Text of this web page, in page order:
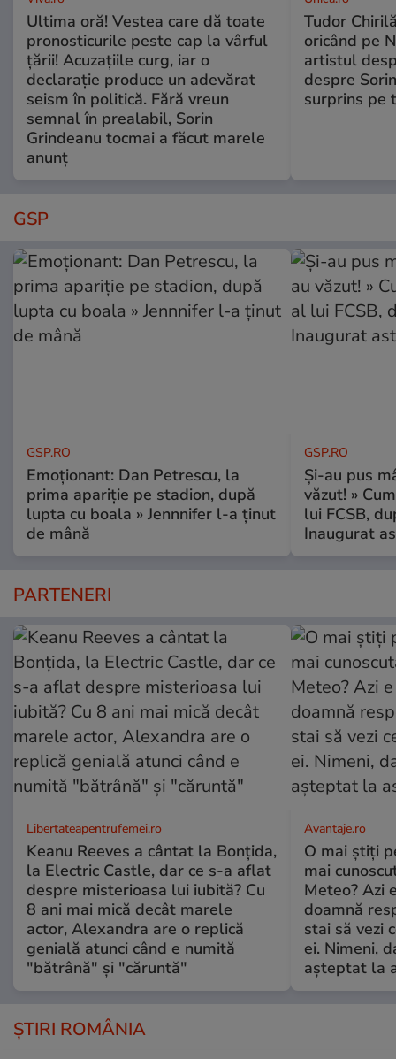
Ultima oră! Vestea care dă toate
pronosticurile peste cap la vârful
țării! Acuzațiile curg, iar o
declarație produce un adevărat
seism în politică. Fără vreun
semnal în prealabil, Sorin
Grindeanu tocmai a făcut marele
anunț
Tudor
oricând pe
artistul
despre
surprins pe
GSP
GSP.RO
Emoționant: Dan Petrescu, la
prima apariție pe stadion, după
lupta cu boala » Jennnifer l-a ținut
de mână
GSP.RO
Și-au pus
văzut! »
lui FCSB,
Inaugurat
PARTENERI
Libertateapentrufemei.ro
Keanu Reeves a cântat la Bonțida,
la Electric Castle, dar ce s-a aflat
despre misterioasa lui iubită? Cu
8 ani mai mică decât marele
actor, Alexandra are o replică
genială atunci când e numită
"bătrână" și "căruntă"
Avantaje.ro
O mai știți
mai
Meteo? Azi
doamnă
stai să vezi
ei. Nimeni,
așteptat la
ȘTIRI ROMÂNIA